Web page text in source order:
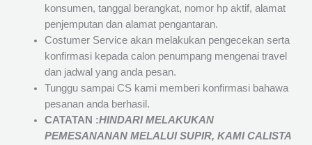
konsumen, tanggal berangkat, nomor hp aktif, alamat
penjemputan dan alamat pengantaran.
Costumer Service akan melakukan pengecekan serta
konfirmasi kepada calon penumpang mengenai travel
dan jadwal yang anda pesan.
Tunggu sampai CS kami memberi konfirmasi bahawa
pesanan anda berhasil.
CATATAN :HINDARI MELAKUKAN
PEMESANANAN MELALUI SUPIR, KAMICALISTA